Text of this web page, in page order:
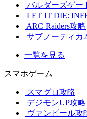
バルダーズゲー
LET IT DIE:
ARC Raiders攻略
サブノーティカ
一覧を見る
スマホゲーム
スマグロ攻略
デジモンUP攻略
ヴァンピール攻